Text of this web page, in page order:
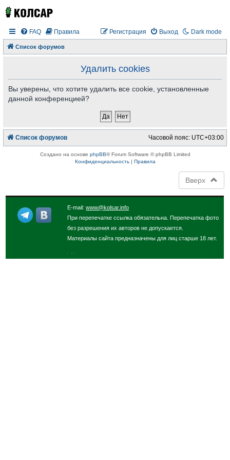
Dark mode
FAQ Правила Выход
Регистрация
Список форумов
Удалить cookies
Вы уверены, что хотите удалить все cookie, установленные
данной конференцией?
Список форумов Часовой пояс: UTC+03:00
Создано на основе phpBB® Forum Software © phpBB Limited
Конфиденциальность| Правила
Вверх
E-mail:www@kolsar.info
При перепечатке ссылка обязательна. Перепечатка фото
без разрешения их авторов не допускается.
Материалы сайта предназначены для лиц старше 18 лет.